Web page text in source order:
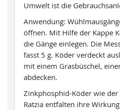
Umwelt ist die
Anwendung:
öffnen. Mit Hilfe der Kappe
die Gänge einlegen. Die
fasst 5 g. Köder verdeckt
mit einem Grasbüschel,
abdecken.
Zinkphosphid-Köder wie
Ratzia entfalten ihre